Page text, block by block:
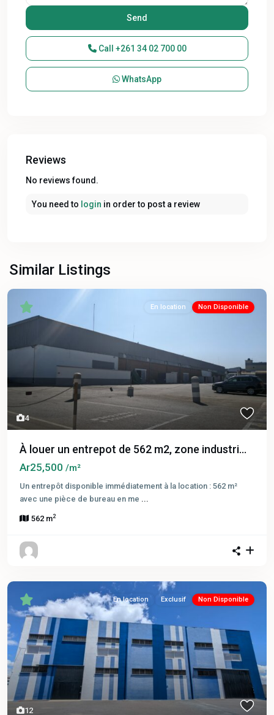
Call +261 34 02 700 00
WhatsApp
Reviews
No reviews found.
You need to login in order to post a review
Similar Listings
4
En location Non Disponible
À louer un entrepot de 562 m2, zone industri...
Ar25,500 /m²
Un entrepôt disponible immédiatement à la location : 562 m²
avec une pièce de bureau en me ...
562 m2
12
En location Exclusif Non Disponible